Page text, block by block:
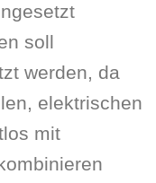
soll
werden, da
elektrischen
mit